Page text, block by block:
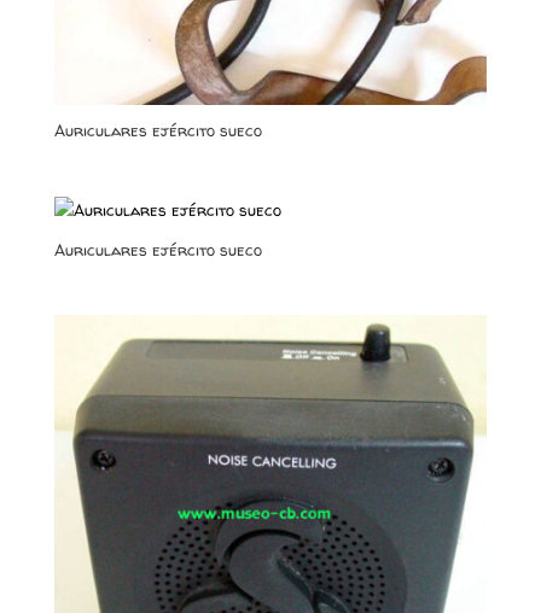
Auriculares ejército sueco
Auriculares ejército sueco